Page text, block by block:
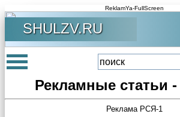
ReklamYa-FullScreen
SHULZV.RU
Рекламные статьи
Реклама РСЯ-1